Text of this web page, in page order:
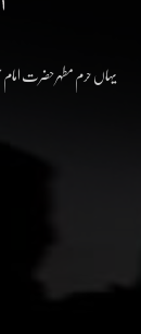
یہاں حرم مطہر حضرت امام